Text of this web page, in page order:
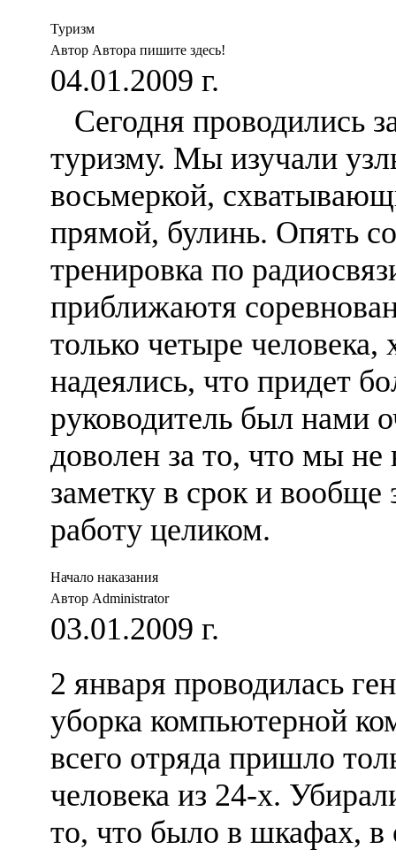
Туризм
Автор Автора пишите здесь!
04.01.2009 г.
Сегодня проводились
туризму. Мы изучали
восьмеркой,
прямой, булинь. Опять
тренировка по
приближаютя
только четыре человека,
надеялись, что придет
руководитель был нами
доволен за то, что мы
заметку в срок и вообще
работу целиком.
Начало наказания
Автор Administrator
03.01.2009 г.
2 января проводилась
уборка компьютерной
всего отряда пришло
человека из 24-х.
то, что было в шкафах, в